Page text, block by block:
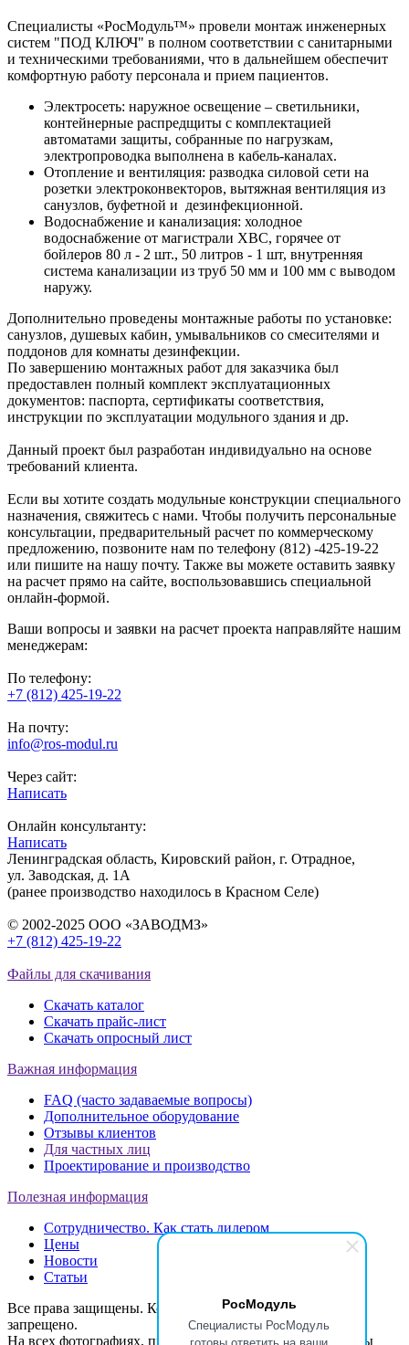
РосМодуль
Специалисты РосМодуль
Специалисты «РосМодуль™» провели монтаж инженерных
систем "ПОД КЛЮЧ" в полном соответствии с санитарными
и техническими требованиями, что в дальнейшем обеспечит
комфортную работу персонала и прием пациентов.
Электросеть: наружное освещение – светильники,
контейнерные распредщиты с комплектацией
автоматами защиты, cобранные по нагрузкам,
электропроводка выполнена в кабель-каналах.
Отопление и вентиляция: разводка силовой сети на
розетки электроконвекторов, вытяжная вентиляция из
санузлов, буфетной и дезинфекционной.
Водоснабжение и канализация: холодное
водоснабжение от магистрали ХВС, горячее от
бойлеров 80 л - 2 шт., 50 литров - 1 шт, внутренняя
система канализации из труб 50 мм и 100 мм с выводом
наружу.
Дополнительно проведены монтажные работы по установке:
санузлов, душевых кабин, умывальников со смесителями и
поддонов для комнаты дезинфекции.
По завершению монтажных работ для заказчика был
предоставлен полный комплект эксплуатационных
документов: паспорта, сертификаты соответствия,
инструкции по эксплуатации модульного здания и др.
Данный проект был разработан индивидуально на основе
требований клиента.
Если вы хотите создать модульные конструкции специального
назначения, свяжитесь с нами. Чтобы получить персональные
консультации, предварительный расчет по коммерческому
предложению, позвоните нам по телефону (812) -425-19-22
или пишите на нашу почту. Также вы можете оставить заявку
на расчет прямо на сайте, воспользовавшись специальной
онлайн-формой.
Ваши вопросы и заявки на расчет проекта направляйте нашим
менеджерам:
По телефону:
+7 (812) 425-19-22
На почту:
info@ros-modul.ru
Через сайт:
Написать
Онлайн консультанту:
Написать
Ленинградская область, Кировский район, г. Отрадное,
ул. Заводская, д. 1А
(ранее производство находилось в Красном Селе)
© 2002-2025 ООО «ЗАВОДМЗ»
+7 (812) 425-19-22
Файлы для скачивания
Скачать каталог
Скачать прайс-лист
Скачать опросный лист
Важная информация
FAQ (часто задаваемые вопросы)
Дополнительное оборудование
Отзывы клиентов
Для частных лиц
Проектирование и производство
Полезная информация
Сотрудничество. Как стать дилером
Цены
Новости
Статьи
Все права защищены. Копирование материалов с сайта
запрещено.
На всех фотографиях, представленных на сайте, показаны